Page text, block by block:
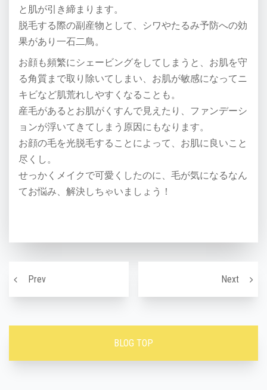
と肌が引き締まります。
脱毛する際の副産物として、シワやたるみ予防への効
果があり一石二鳥。
お顔も頻繁にシェービングをしてしまうと、お肌を守
る角質まで取り除いてしまい、お肌が敏感になってニ
キビなど肌荒れしやすくなることも。
産毛があるとお肌がくすんで見えたり、ファンデーシ
ョンが浮いてきてしまう原因にもなります。
お顔の毛を光脱毛することによって、お肌に良いこと
尽くし。
せっかくメイクで可愛くしたのに、毛が気になるなん
てお悩み、解決しちゃいましょう！
Prev
シワのない美肌を保つ秘訣〜！！ Next色素
BLOG TOP